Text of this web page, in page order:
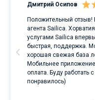
Дмитрий Осипов
Положительный
агента Sailica.
услугами Sailica
быстрая, поддержка.
хорошая свежая база
Мобильнее
оплата. Буду работать
понравилось)